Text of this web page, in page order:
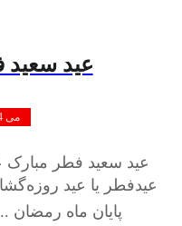
عید سعید
می 24, 2020
عید سعید فطر مبارک
عیدفطر یا عید
پایان ماه رمضان